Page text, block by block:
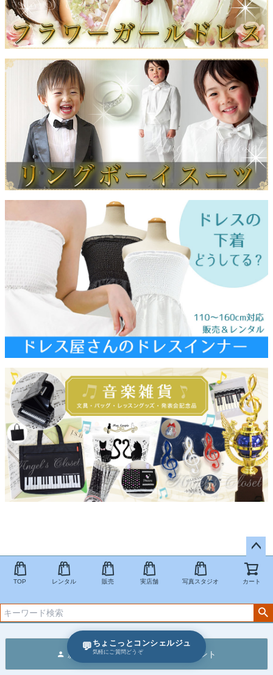
💬 ちょこっとコンシェルジュ
気軽にご質問どうぞ
ペー
ジト
へ
TOP レンタル 販売 実店舗 写真スタジオ カート
新規会員登録で50ポイントプレゼント